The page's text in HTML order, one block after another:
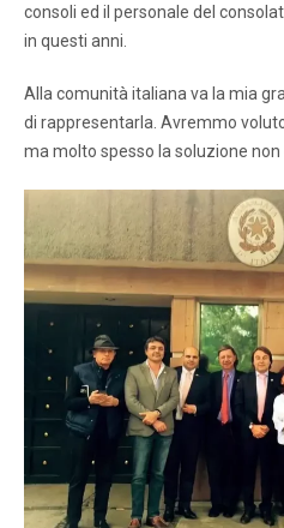
consoli ed il personale del
in questi anni.
Alla comunità italiana va la mia
di rappresentarla. Avremmo
ma molto spesso la soluzione